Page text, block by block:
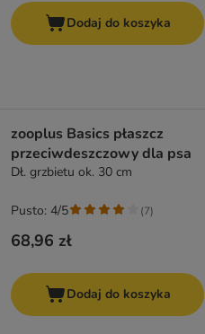
Dodaj do koszyka
zooplus Basics płaszcz
przeciwdeszczowy dla psa
Dł. grzbietu ok. 30 cm
68,96 zł
Pusto: 4/5 (7)
Dodaj do koszyka